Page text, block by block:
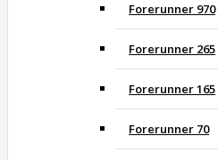
Forerunner 970
Forerunner 265
Forerunner 165
Forerunner 70